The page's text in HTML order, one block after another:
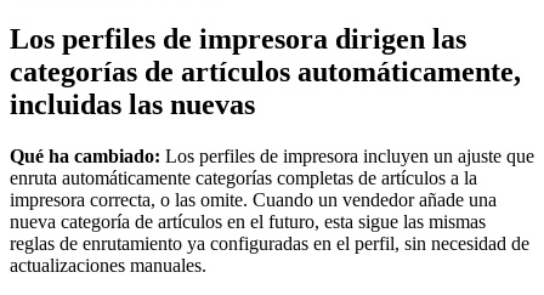
Editor de fotos
Descubrir
Gestión de turnos
Gestión de permisos y accesos
Descubrir
Los perfiles de impresora dirigen las
categorías de artículos automáticamente,
incluidas las nuevas
Qué ha cambiado: Los perfiles de impresora incluyen un ajuste que
enruta automáticamente categorías completas de artículos a la
impresora correcta, o las omite. Cuando un vendedor añade una
nueva categoría de artículos en el futuro, esta sigue las mismas
reglas de enrutamiento ya configuradas en el perfil, sin necesidad de
actualizaciones manuales.